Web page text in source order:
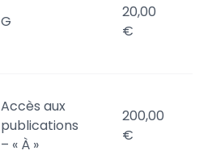
G
20,00
€
Accès aux
publications
– « À »
200,00
€